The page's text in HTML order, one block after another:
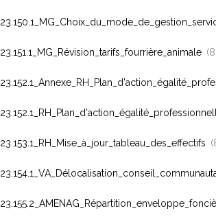
23.151.1_MG_Révision_tarifs_fourrière_animale
23.153.1_RH_Mise_à_jour_tableau_des_effectifs